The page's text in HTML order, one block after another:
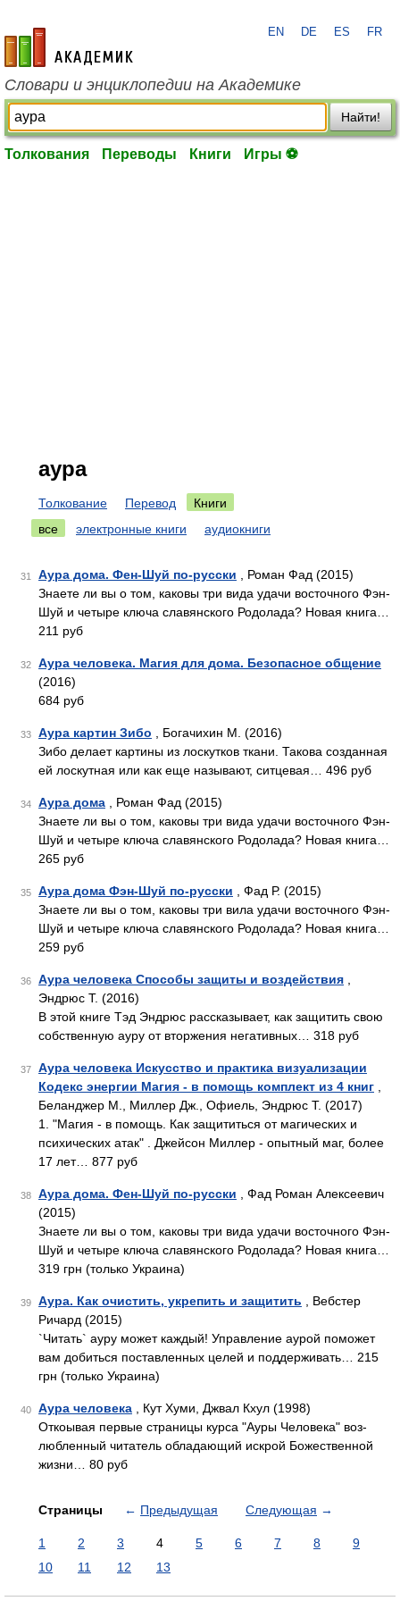
academic.ru
EN DE ES FR
Словари и энциклопедии на Академике
Найти!
Толкования Переводы Книги Игры ⚽
аура
Толкование Перевод
Книги
все
электронные книги аудиокниги
31 Аура дома. Фен-Шуй по-русски , Роман Фад (2015)
Знаете ли вы о том, каковы три вида удачи восточного Фэн-
Шуй и четыре ключа славянского Родолада? Новая книга…
211 руб
32
Аура человека. Магия для дома. Безопасное общение
(2016)
684 руб
33 Аура картин Зибо , Богачихин М. (2016)
Зибо делает картины из лоскутков ткани. Такова созданная
ей лоскутная или как еще называют, ситцевая… 496 руб
34 Аура дома , Роман Фад (2015)
Знаете ли вы о том, каковы три вида удачи восточного Фэн-
Шуй и четыре ключа славянского Родолада? Новая книга…
265 руб
35 Аура дома Фэн-Шуй по-русски , Фад Р. (2015)
Знаете ли вы о том, каковы три вила удачи восточного Фэн-
Шуй и четыре ключа славянского Родолада? Новая книга…
259 руб
36 Аура человека Способы защиты и воздействия
Эндрюс Т. (2016)
В этой книге Тэд Эндрюс рассказывает, как защитить свою
собственную ауру от вторжения негативных… 318 руб
37
Аура человека Искусство и практика визуализации
Кодекс энергии Магия - в помощь комплект из 4 книг
Беланджер М., Миллер Дж., Офиель, Эндрюс Т. (2017)
1. "Магия - в помощь. Как защититься от магических и
психических атак" . Джейсон Миллер - опытный маг, более
17 лет… 877 руб
38 Аура дома. Фен-Шуй по-русски , Фад Роман Алексеевич
(2015)
Знаете ли вы о том, каковы три вида удачи восточного Фэн-
Шуй и четыре ключа славянского Родолада? Новая книга…
319 грн (только Украина)
39 Аура. Как очистить, укрепить и защитить , Вебстер
Ричард (2015)
`Читать` ауру может каждый! Управление аурой поможет
вам добиться поставленных целей и поддерживать… 215
грн (только Украина)
40 Аура человека , Кут Хуми, Джвал Кхул (1998)
Откоывая первые страницы курса "Ауры Человека" воз-
любленный читатель обладающий искрой Божественной
жизни… 80 руб
Страницы ← Предыдущая Следующая →
1 2 3 4 5 6 7 8
9
10
11 12 13